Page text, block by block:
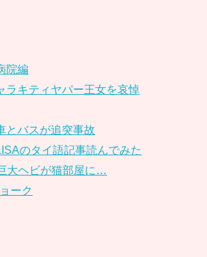
院編
ラキティヤパー王女を哀悼
とバスが追突事故
のタイ語記事読んでみた
大ヘビが猫部屋に…
ーク